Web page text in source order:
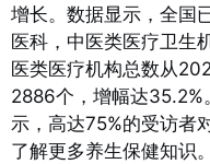
增长。数据显示，全国
医科，中医类医疗卫生
医类医疗机构总数从
2886个，增幅达35.2%
示，高达75%的受访者
了解更多养生保健知识。